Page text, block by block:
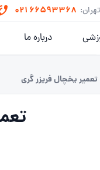
021 66593368
درباره ما
تعمیر یخچال فریزر گری